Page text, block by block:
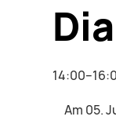
Am 05.